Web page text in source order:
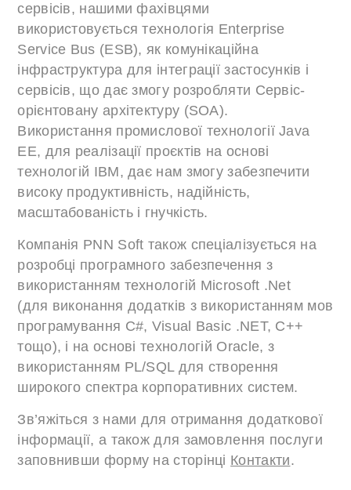
сервісів, нашими фахівцями
використовується технологія Enterprise
Service Bus (ESB), як комунікаційна
інфраструктура для інтеграції застосунків і
сервісів, що дає змогу розробляти Сервіс-
орієнтовану архітектуру (SOA).
Використання промислової технології Java
EE, для реалізації проєктів на основі
технологій IBM, дає нам змогу забезпечити
високу продуктивність, надійність,
масштабованість і гнучкість.
Компанія PNN Soft також спеціалізується на
розробці програмного забезпечення з
використанням технологій Microsoft .Net
(для виконання додатків з використанням мов
програмування C#, Visual Basic .NET, C++
тощо), і на основі технологій Oracle, з
використанням PL/SQL для створення
широкого спектра корпоративних систем.
Зв’яжіться з нами для отримання додаткової
інформації, а також для замовлення послуги
заповнивши форму на сторінці Контакти.